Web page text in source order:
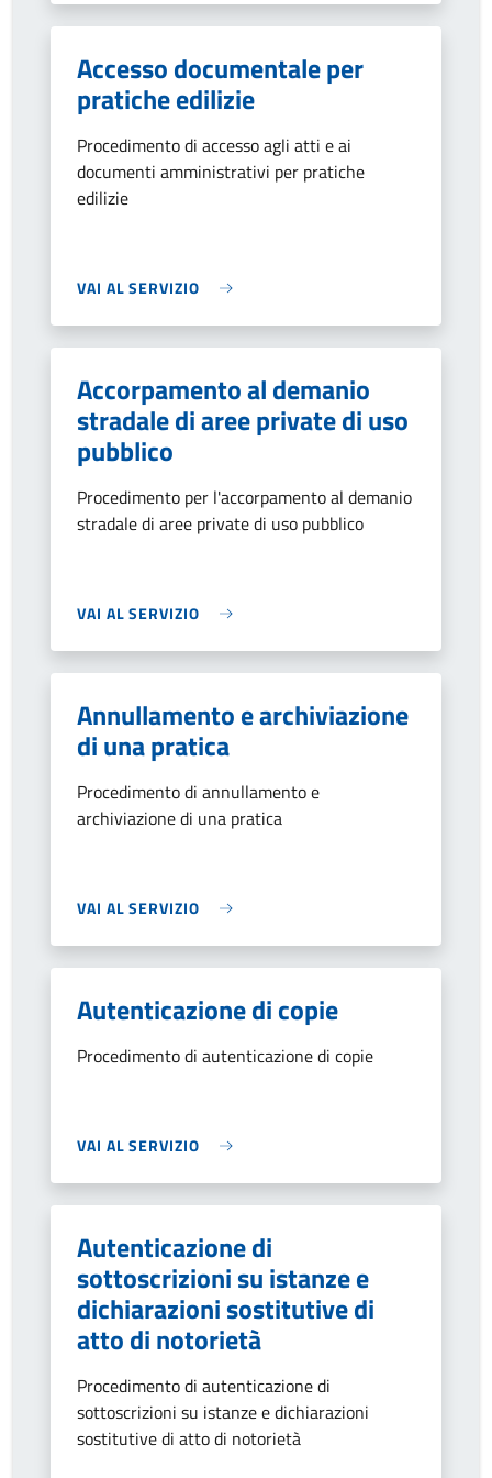
Accesso documentale per
pratiche edilizie
Procedimento di accesso agli atti e ai
documenti amministrativi per pratiche
edilizie
VAI AL SERVIZIO
Accorpamento al demanio
stradale di aree private di uso
pubblico
Procedimento per l'accorpamento al demanio
stradale di aree private di uso pubblico
VAI AL SERVIZIO
Annullamento e archiviazione
di una pratica
Procedimento di annullamento e
archiviazione di una pratica
VAI AL SERVIZIO
Autenticazione di copie
Procedimento di autenticazione di copie
VAI AL SERVIZIO
Autenticazione di
sottoscrizioni su istanze e
dichiarazioni sostitutive di
atto di notorietà
Procedimento di autenticazione di
sottoscrizioni su istanze e dichiarazioni
sostitutive di atto di notorietà